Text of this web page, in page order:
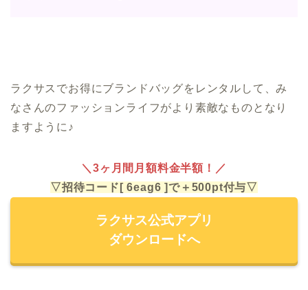
ラクサスでお得にブランドバッグをレンタルして、み
なさんのファッションライフがより素敵なものとなり
ますように♪
＼3ヶ月間月額料金半額！／
▽招待コード[ 6eag6 ]で＋500pt付与▽
ラクサス公式アプリ
ダウンロードへ